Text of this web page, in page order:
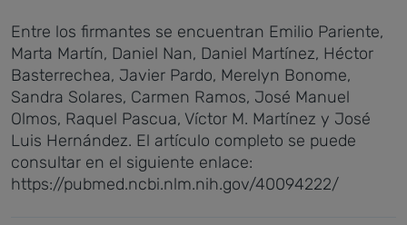
Entre los firmantes se encuentran Emilio Pariente,
Marta Martín, Daniel Nan, Daniel Martínez, Héctor
Basterrechea, Javier Pardo, Merelyn Bonome,
Sandra Solares, Carmen Ramos, José Manuel
Olmos, Raquel Pascua, Víctor M. Martínez y José
Luis Hernández. El artículo completo se puede
consultar en el siguiente enlace:
https://pubmed.ncbi.nlm.nih.gov/40094222/